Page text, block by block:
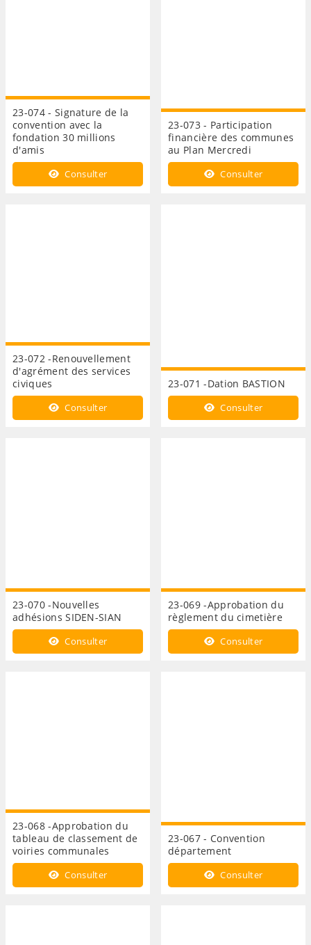
23-074 - Signature de la
convention avec la
fondation 30 millions
d'amis
Consulter
23-073 - Participation
financière des communes
au Plan Mercredi
Consulter
23-072 -Renouvellement
d'agrément des services
civiques
Consulter
23-071 -Dation BASTION
Consulter
23-070 -Nouvelles
adhésions SIDEN-SIAN
Consulter
23-069 -Approbation du
règlement du cimetière
Consulter
23-068 -Approbation du
tableau de classement de
voiries communales
Consulter
23-067 - Convention
département
Consulter